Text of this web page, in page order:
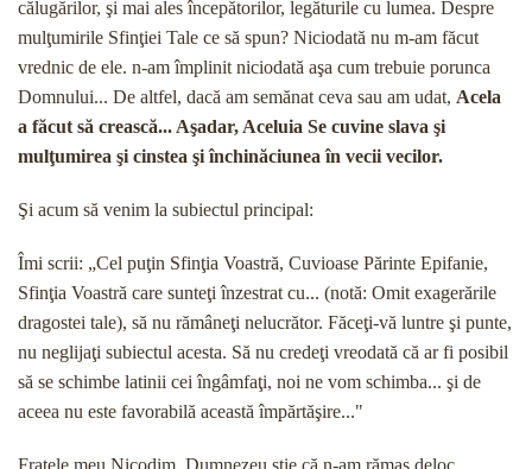
călugă­rilor, şi mai ales începătorilor, legăturile cu lumea. Despre
mulţumirile Sfinţiei Tale ce să spun? Niciodată nu m-am făcut
vrednic de ele. n-am împlinit niciodată aşa cum trebuie porunca
Domnului... De altfel, dacă am semănat ceva sau am udat, Acela
a făcut să creas­că... Aşadar, Aceluia Se cuvine slava şi
mulţumirea şi cinstea şi închinăciunea în vecii vecilor.
Şi acum să venim la subiectul principal:
Îmi scrii: „Cel puţin Sfinţia Voastră, Cuvioase Părin­te Epifanie,
Sfinţia Voastră care sunteţi înzestrat cu... (notă: Omit exagerările
dragostei tale), să nu rămâ­neţi nelucrător. Făceţi-vă luntre şi punte,
nu neglijaţi subiectul acesta. Să nu credeţi vreodată că ar fi posi­bil
să se schimbe latinii cei îngâmfaţi, noi ne vom schimba... şi de
aceea nu este favorabilă această împărtăşire..."
Fratele meu Nicodim, Dumnezeu ştie că n-am ră­mas deloc